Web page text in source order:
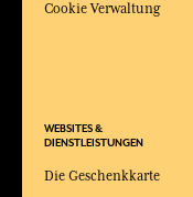
Cookie Verwaltung
WEBSITES &
DIENSTLEISTUNGEN
Die Geschenkkarte